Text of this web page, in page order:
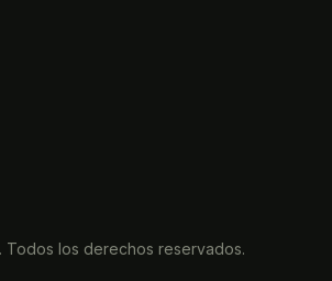
Todos los derechos reservados.